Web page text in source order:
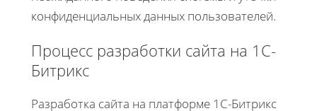
конфиденциальных данных пользователей.
Процесс разработки сайта на 1С-
Битрикс
Разработка сайта на платформе 1С-Битрикс